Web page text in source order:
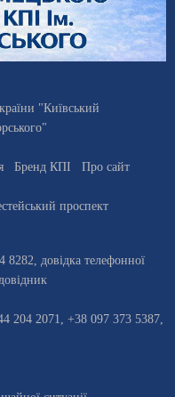
"Київський
Бренд КПІ
Про сайт
проспект
8282 , довiдка телефонної
204 2071, +38 097 373 5387,